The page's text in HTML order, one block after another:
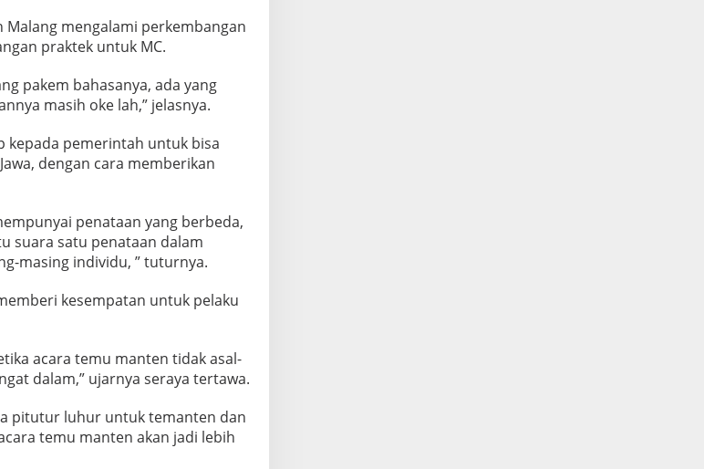
Malang mengalami perkembangan
praktek untuk MC.
pakem bahasanya, ada yang
masih oke lah,” jelasnya.
kepada pemerintah untuk bisa
dengan cara memberikan
penataan yang berbeda,
suara satu penataan dalam
masing individu, ” tuturnya.
kesempatan untuk pelaku
acara temu manten tidak asal-
dalam,” ujarnya seraya tertawa.
pitutur luhur untuk temanten dan
acara temu manten akan jadi lebih